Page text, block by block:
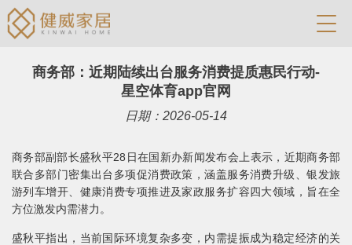
商务部：近期陆续出台服务消费提质惠民行动-
星空体育app官网
日期：2026-05-14
商务部副部长盛秋平28日在国新办新闻发布会上表示，近期商务部
联合多部门密集出台多项促消费政策，涵盖服务消费升级、银发旅
游列车增开、健康消费专项推进及家政服务扩容四大领域，旨在全
方位激发内需潜力。
盛秋平指出，当前国际环境复杂多变，内需提振成为稳定经济的关